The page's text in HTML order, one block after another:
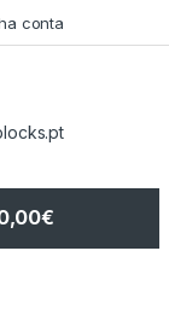
conta
€